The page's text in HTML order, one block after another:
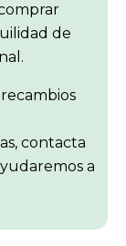
de
contacta
a